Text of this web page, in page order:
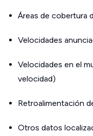
Áreas de cobertura
Velocidades
Velocidades en el
velocidad)
Retroalimentación
Otros datos